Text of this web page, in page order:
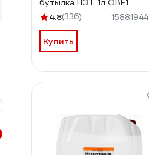
бутылка ПЭТ 1л OBE1
4.8(336) 15881944
Купить